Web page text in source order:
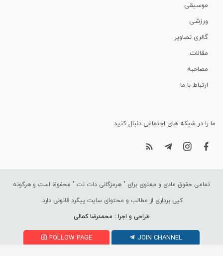
موسیقی
ورزشی
گالری تصاویر
مقالات
مصاحبه
ارتباط با ما
ما را در شبکه های اجتماعی دنبال کنید.
تمامی حقوق مادی و معنوی برای " هرمزگانی دات نت " محفوظ است و هرگونه
کپی برداری از مطالب و محتوای سایت پیگرد قانونی دارد.
طراحی و اجرا : محمدرضا کمالی
FOLLOW PAGE JOIN CHANNEL